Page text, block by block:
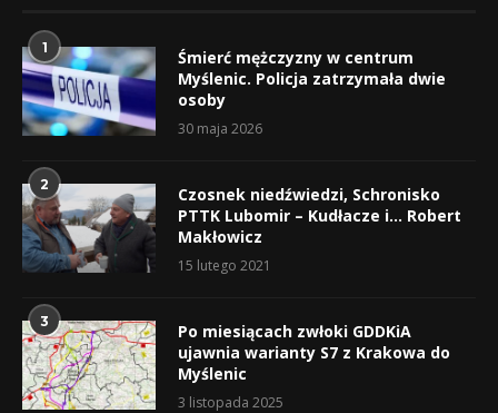
1
Śmierć mężczyzny w centrum
Myślenic. Policja zatrzymała dwie
osoby
30 maja 2026
2
Czosnek niedźwiedzi, Schronisko
PTTK Lubomir – Kudłacze i… Robert
Makłowicz
15 lutego 2021
3
Po miesiącach zwłoki GDDKiA
ujawnia warianty S7 z Krakowa do
Myślenic
3 listopada 2025